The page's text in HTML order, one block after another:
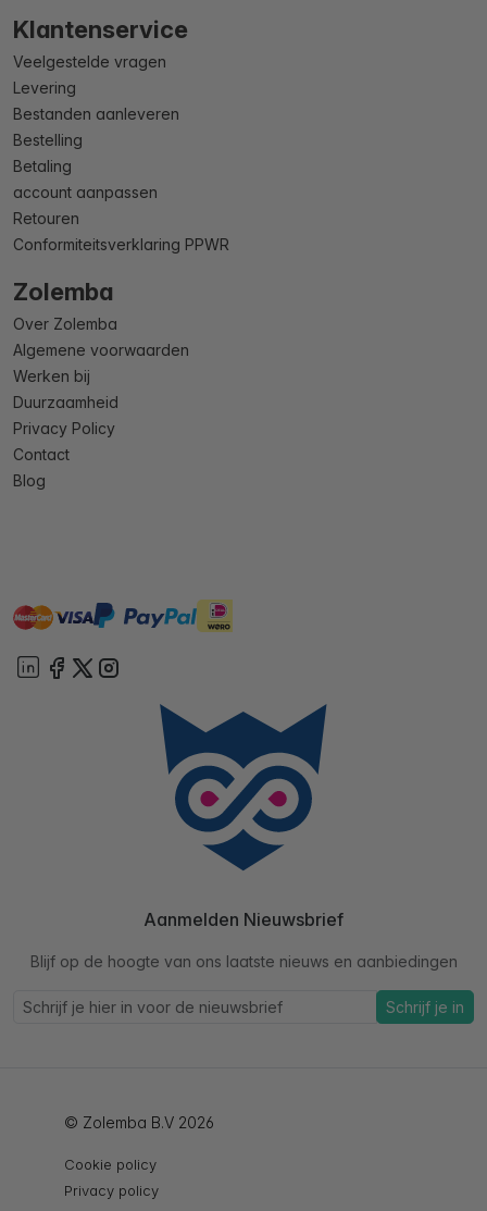
Klantenservice
Veelgestelde vragen
Levering
Bestanden aanleveren
Bestelling
Betaling
account aanpassen
Retouren
Conformiteitsverklaring PPWR
Zolemba
Over Zolemba
Algemene voorwaarden
Werken bij
Duurzaamheid
Privacy Policy
Contact
Blog
mastervisa paypal ideal
Aanmelden Nieuwsbrief
Blijf op de hoogte van ons laatste nieuws en aanbiedingen
Schrijf je in
© Zolemba B.V 2026
Cookie policy
Privacy policy